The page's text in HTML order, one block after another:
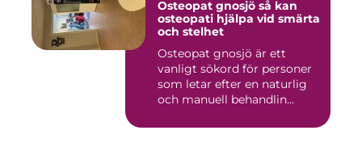
Osteopat gnosjö så kan
osteopati hjälpa vid smärta
och stelhet
Osteopat gnosjö är ett
vanligt sökord för personer
som letar efter en naturlig
och manuell behandlin...